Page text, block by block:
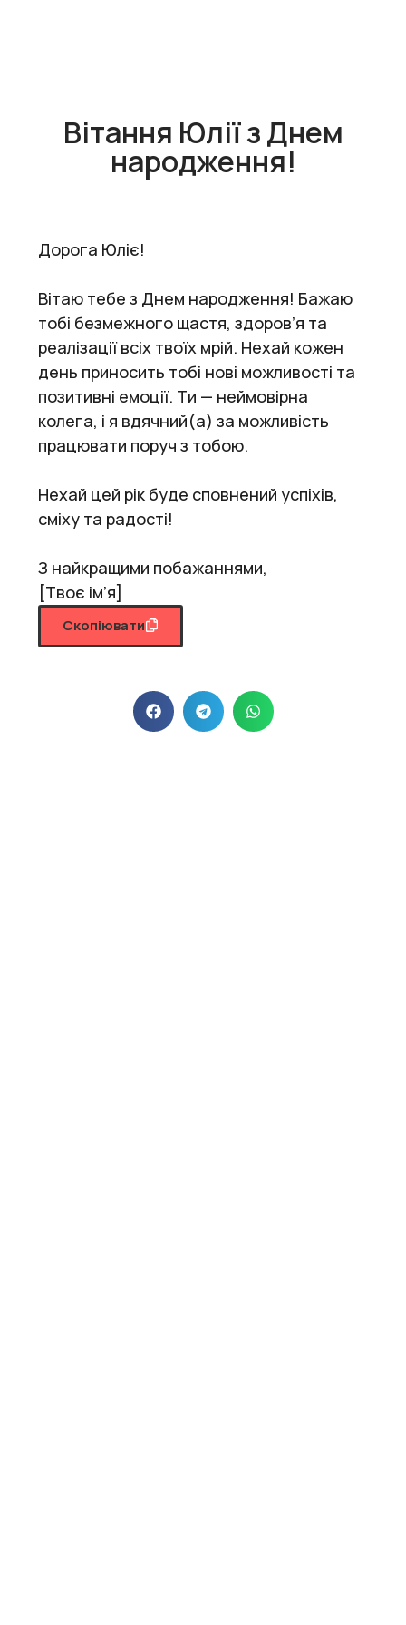
Вітання Юлії з Днем
народження!
Дорога Юліє!
Вітаю тебе з Днем народження! Бажаю
тобі безмежного щастя, здоров’я та
реалізації всіх твоїх мрій. Нехай кожен
день приносить тобі нові можливості та
позитивні емоції. Ти — неймовірна
колега, і я вдячний(а) за можливість
працювати поруч з тобою.
Нехай цей рік буде сповнений успіхів,
сміху та радості!
З найкращими побажаннями,
[Твоє ім’я]
Скопіювати